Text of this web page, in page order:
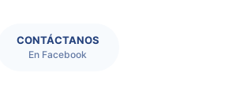
CONTÁCTANOS
En Facebook